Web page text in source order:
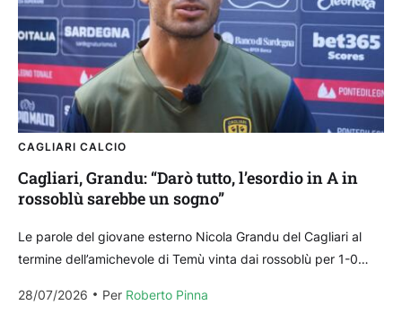
CAGLIARI CALCIO
Cagliari, Grandu: “Darò tutto, l’esordio in A in
rossoblù sarebbe un sogno”
Le parole del giovane esterno Nicola Grandu del Cagliari al
termine dell’amichevole di Temù vinta dai rossoblù per 1-0
28/07/2026
Per Roberto Pinna